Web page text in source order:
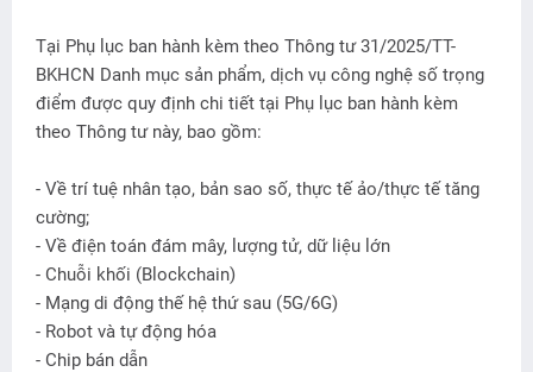
Tại Phụ lục ban hành kèm theo Thông tư 31/2025/TT-
BKHCN Danh mục sản phẩm, dịch vụ công nghệ số trọng
điểm được quy định chi tiết tại Phụ lục ban hành kèm
theo Thông tư này, bao gồm:
- Về trí tuệ nhân tạo, bản sao số, thực tế ảo/thực tế tăng
cường;
- Về điện toán đám mây, lượng tử, dữ liệu lớn
- Chuỗi khối (Blockchain)
- Mạng di động thế hệ thứ sau (5G/6G)
- Robot và tự động hóa
- Chip bán dẫn